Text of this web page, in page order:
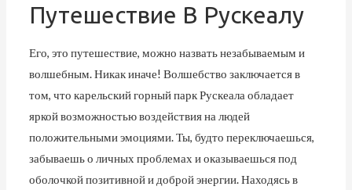
Путешествие В Рускеалу
Его, это путешествие, можно назвать незабываемым и
волшебным. Никак иначе! Волшебство заключается в
том, что карельский горный парк Рускеала обладает
яркой возможностью воздействия на людей
положительными эмоциями. Ты, будто переключаешься,
забываешь о личных проблемах и оказываешься под
оболочкой позитивной и доброй энергии. Находясь в